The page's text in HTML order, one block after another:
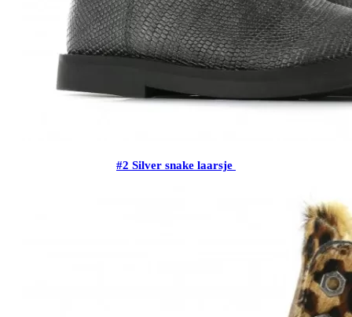
#2 Silver snake laarsje